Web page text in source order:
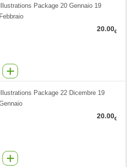
Illustrations Package 20 Gennaio 19
Febbraio
20.00€
Illustrations Package 22 Dicembre 19
20.00€